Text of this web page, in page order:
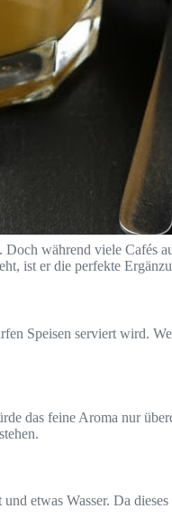
während viele Cafés
ist er die perfekte
Speisen serviert wird.
das feine Aroma nur
etwas Wasser. Da